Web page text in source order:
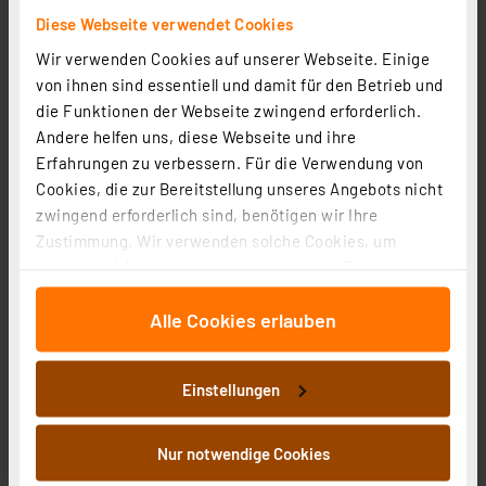
Diese Webseite verwendet Cookies
Wir verwenden Cookies auf unserer Webseite. Einige
von ihnen sind essentiell und damit für den Betrieb und
die Funktionen der Webseite zwingend erforderlich.
Andere helfen uns, diese Webseite und ihre
Erfahrungen zu verbessern. Für die Verwendung von
Cookies, die zur Bereitstellung unseres Angebots nicht
zwingend erforderlich sind, benötigen wir Ihre
Zustimmung. Wir verwenden solche Cookies, um
für soziale Medien anbieten zu können und die Zugriffe
auf unsere Website zu analysieren. Außerdem geben
wir Informationen zu Ihrer Verwendung unserer Website
an unsere Partner für soziale Medien, Werbung und
Analysen weiter. Unsere Partner führen diese
Informationen möglicherweise mit weiteren Daten
zusammen, die Sie ihnen bereitgestellt haben oder die
sie im Rahmen Ihrer Nutzung der Dienste gesammelt
Alle Cookies erlauben
Einstellungen
Nur notwendige Cookies
ELV Bausatz Schalter-Fernbedienung, ELV-SH-SRC8
19,95 €
Informationen zu Versandkosten